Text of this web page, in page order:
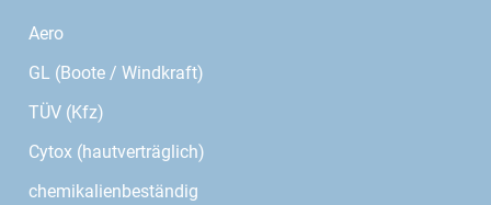
Aero
GL (Boote / Windkraft)
TÜV (Kfz)
Cytox (hautverträglich)
chemikalienbeständig